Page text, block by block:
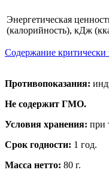
Энергетическая
(калорийность), кДж
Содержание
Противопоказания:
Не содержит ГМО.
Условия хранения: при
Срок годности: 1 год.
Масса нетто: 80 г.